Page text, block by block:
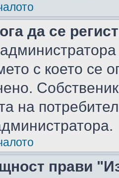
да се
с което се
на
прави